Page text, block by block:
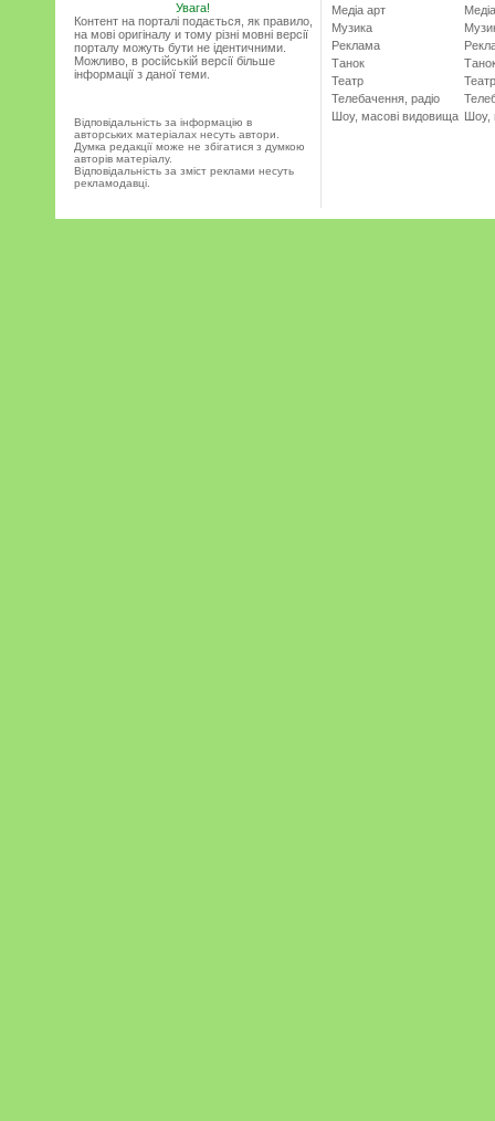
Увага!
Контент на порталі подається, як правило,
на мові оригіналу и тому різні мовні версії
порталу можуть бути не ідентичними.
Можливо, в російській версії більше
інформації з даної теми.
Відповідальність за інформацію в
авторських матеріалах несуть автори.
Думка редакції може не збігатися з думкою
авторів матеріалу.
Відповідальність за зміст реклами несуть
рекламодавці.
Медіа арт
Музика
Реклама
Танок
Театр
Телебачення, радіо
Шоу, масові видовища
Театр
Шоу,